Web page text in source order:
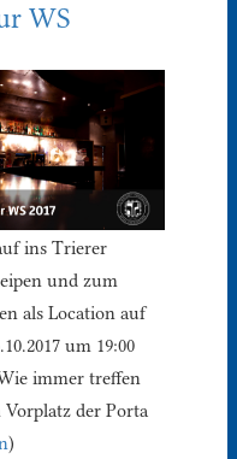
WS
ins Trierer
und zum
als Location auf
um 19:00
immer treffen
der Porta
)